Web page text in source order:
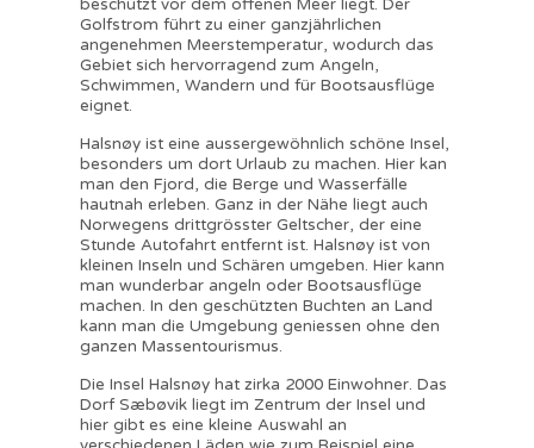
beschützt vor dem offenen Meer liegt. Der
Golfstrom führt zu einer ganzjährlichen
angenehmen Meerstemperatur, wodurch das
Gebiet sich hervorragend zum Angeln,
Schwimmen, Wandern und für Bootsausflüge
eignet.
Halsnøy ist eine aussergewöhnlich schöne Insel,
besonders um dort Urlaub zu machen. Hier kan
man den Fjord, die Berge und Wasserfälle
hautnah erleben. Ganz in der Nähe liegt auch
Norwegens drittgrösster Geltscher, der eine
Stunde Autofahrt entfernt ist. Halsnøy ist von
kleinen Inseln und Schären umgeben. Hier kann
man wunderbar angeln oder Bootsausflüge
machen. In den geschützten Buchten an Land
kann man die Umgebung geniessen ohne den
ganzen Massentourismus.
Die Insel Halsnøy hat zirka 2000 Einwohner. Das
Dorf Sæbøvik liegt im Zentrum der Insel und
hier gibt es eine kleine Auswahl an